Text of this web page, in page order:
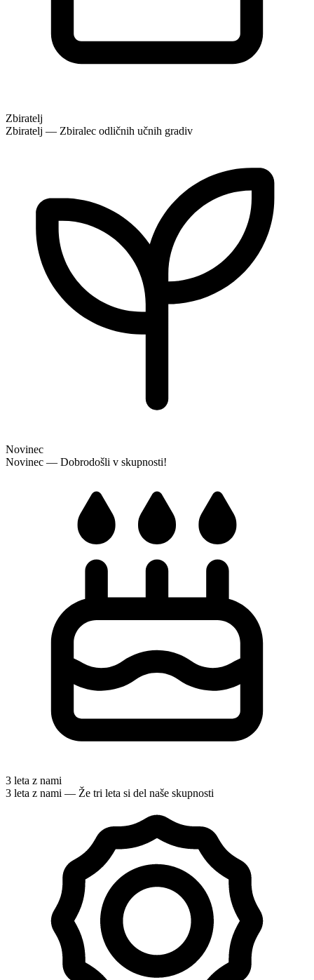
Zbiratelj
Zbiratelj — Zbiralec odličnih učnih gradiv
Novinec
Novinec — Dobrodošli v skupnosti!
3 leta z nami
3 leta z nami — Že tri leta si del naše skupnosti